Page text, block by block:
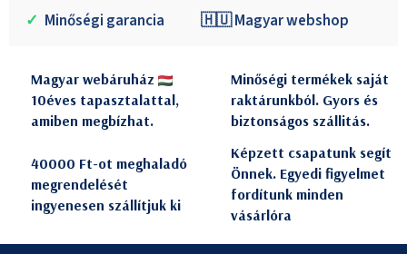
✓ Minőségi garancia 🇭🇺 Magyar webshop
Magyar webáruház
10éves tapasztalattal,
amiben megbízhat.
Minőségi termékek saját
raktárunkból. Gyors és
biztonságos szállitás.
40000 Ft-ot meghaladó
megrendelését
ingyenesen szállítjuk ki
Képzett csapatunk segít
Önnek. Egyedi figyelmet
fordítunk minden
vásárlóra